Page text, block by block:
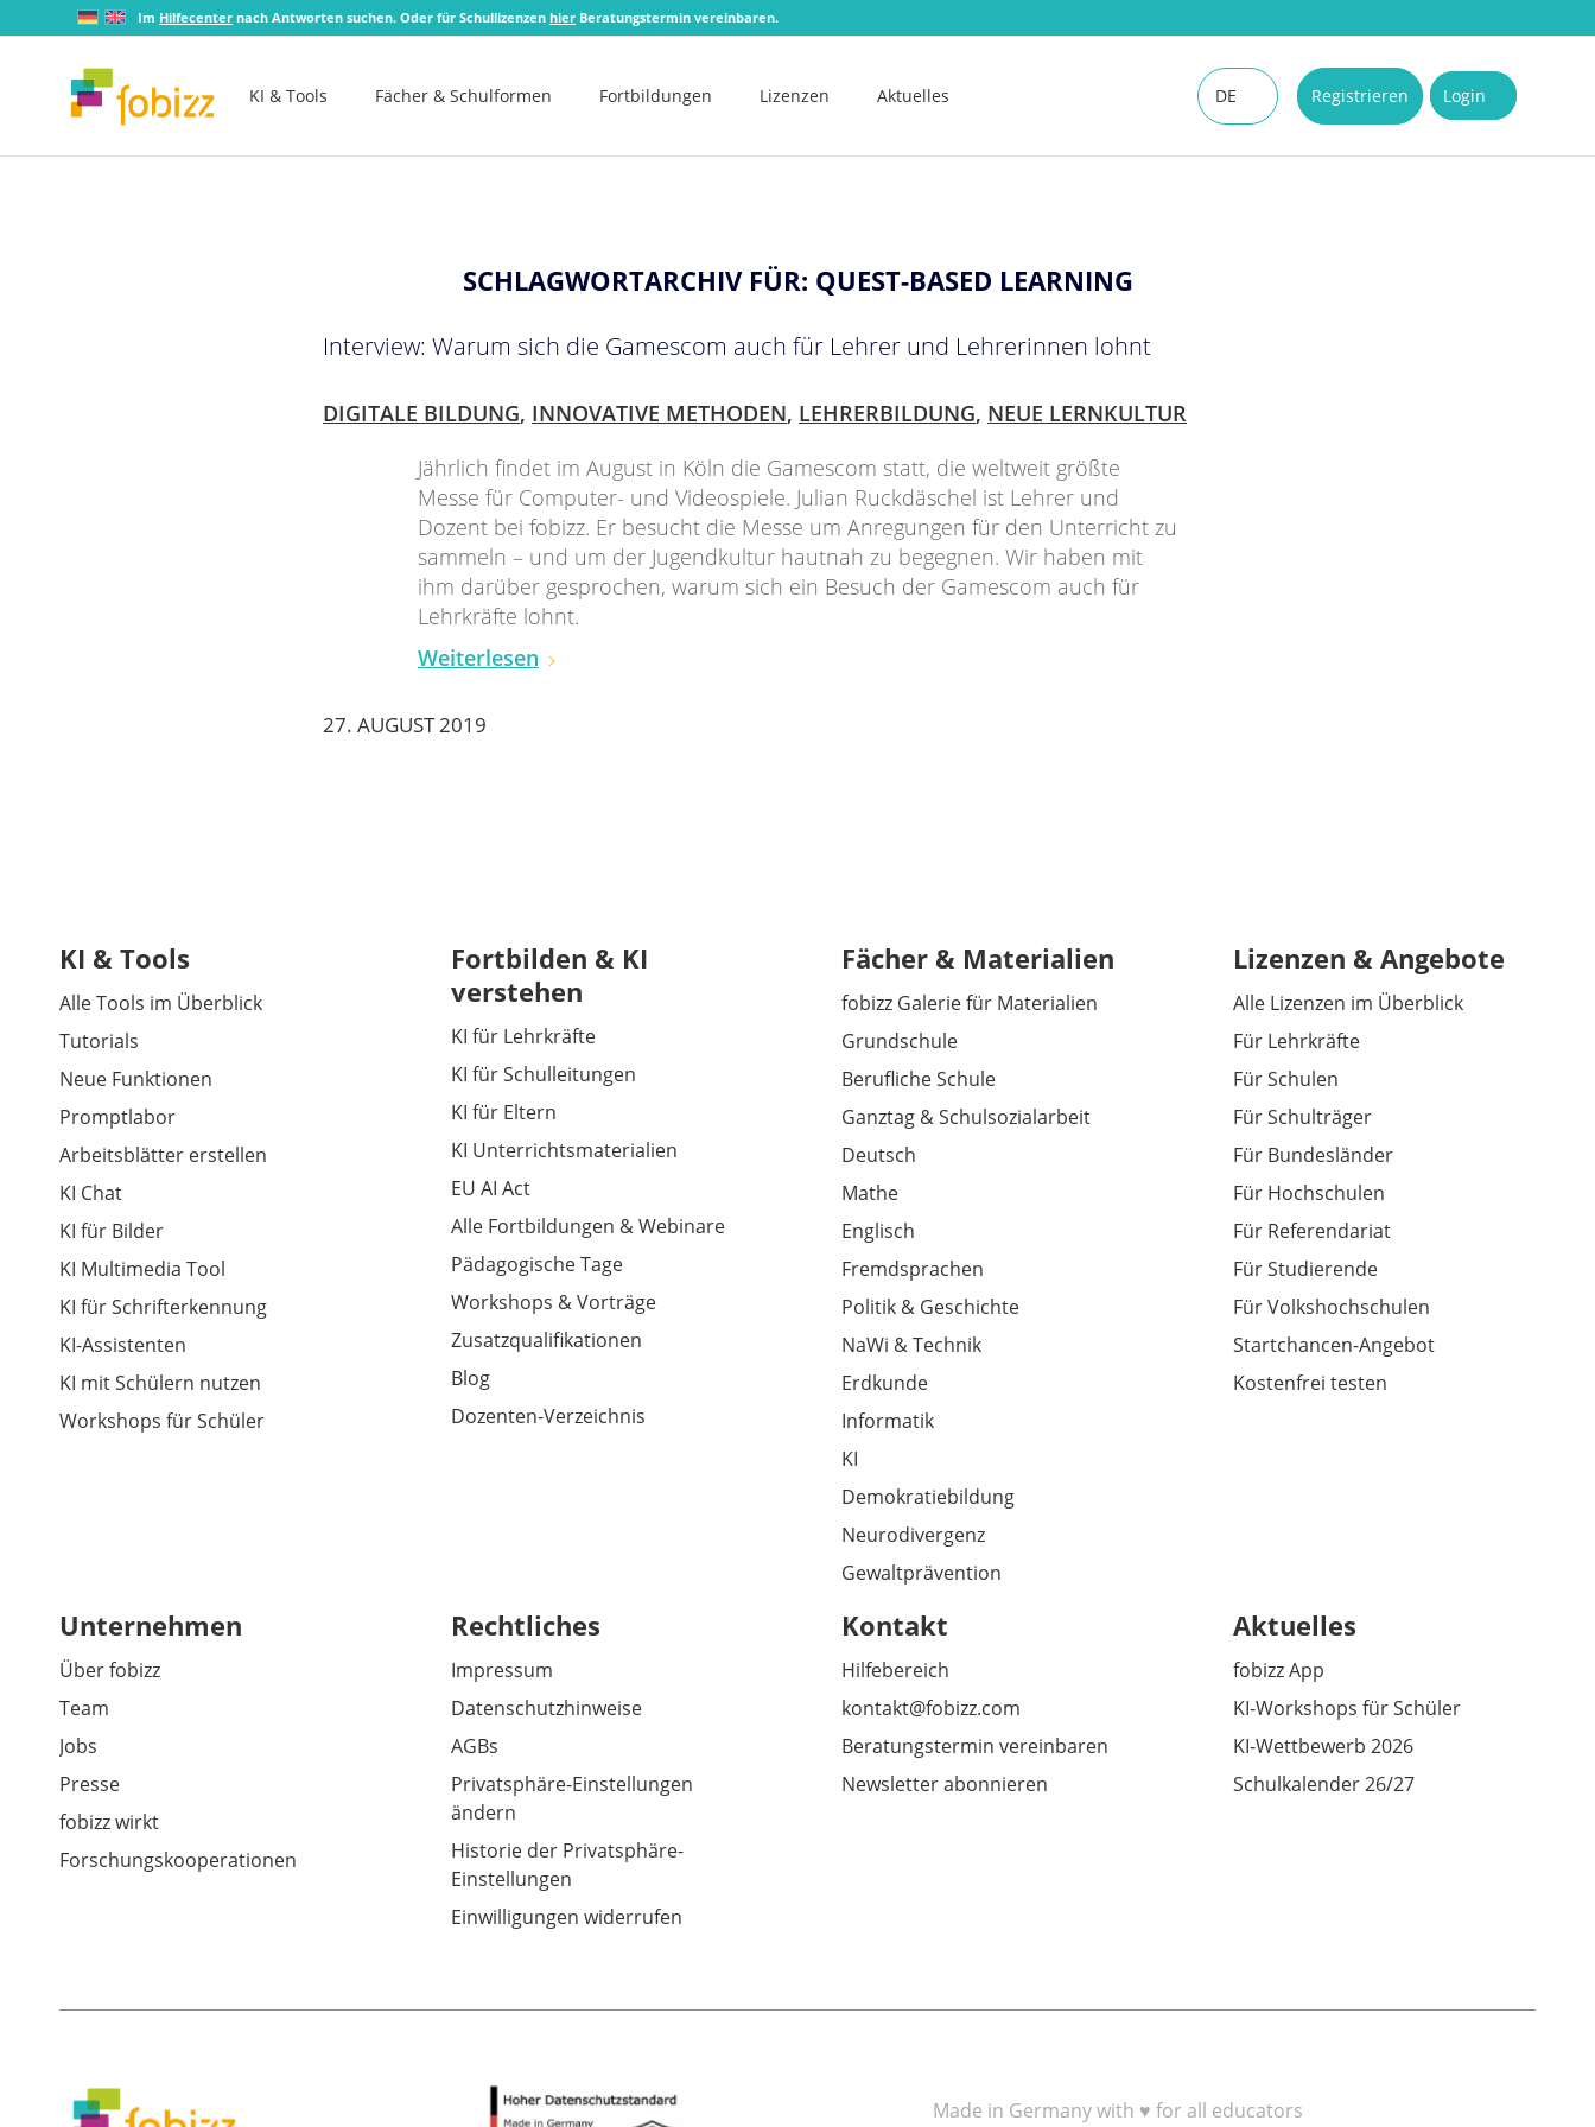
Im Hilfecenter nach Antworten suchen. Oder für Schullizenzen hier Beratungstermin vereinbaren.
KI & Tools Fächer & Schulformen Fortbildungen Lizenzen Aktuelles Registrieren Login
DE
SCHLAGWORTARCHIV FÜR: QUEST-BASED LEARNING
Interview: Warum sich die Gamescom auch für Lehrer und Lehrerinnen lohnt
DIGITALE BILDUNG, INNOVATIVE METHODEN, LEHRERBILDUNG, NEUE LERNKULTUR
Jährlich findet im August in Köln die Gamescom statt, die weltweit größte
Messe für Computer- und Videospiele. Julian Ruckdäschel ist Lehrer und
Dozent bei fobizz. Er besucht die Messe um Anregungen für den Unterricht zu
sammeln – und um der Jugendkultur hautnah zu begegnen. Wir haben mit
ihm darüber gesprochen, warum sich ein Besuch der Gamescom auch für
Lehrkräfte lohnt.
Weiterlesen
27. AUGUST 2019
KI & Tools
Alle Tools im Überblick
Tutorials
Neue Funktionen
Promptlabor
Arbeitsblätter erstellen
KI Chat
KI für Bilder
KI Multimedia Tool
KI für Schrifterkennung
KI-Assistenten
KI mit Schülern nutzen
Workshops für Schüler
Fortbilden & KI
verstehen
KI für Lehrkräfte
KI für Schulleitungen
KI für Eltern
KI Unterrichtsmaterialien
EU AI Act
Alle Fortbildungen & Webinare
Pädagogische Tage
Workshops & Vorträge
Zusatzqualifikationen
Blog
Dozenten-Verzeichnis
Fächer & Materialien
fobizz Galerie für Materialien
Grundschule
Berufliche Schule
Ganztag & Schulsozialarbeit
Deutsch
Mathe
Englisch
Fremdsprachen
Politik & Geschichte
NaWi & Technik
Erdkunde
Informatik
KI
Demokratiebildung
Neurodivergenz
Gewaltprävention
Lizenzen & Angebote
Alle Lizenzen im Überblick
Für Lehrkräfte
Für Schulen
Für Schulträger
Für Bundesländer
Für Hochschulen
Für Referendariat
Für Studierende
Für Volkshochschulen
Startchancen-Angebot
Kostenfrei testen
Unternehmen
Über fobizz
Team
Jobs
Presse
fobizz wirkt
Forschungskooperationen
Rechtliches
Impressum
Datenschutzhinweise
AGBs
Privatsphäre-Einstellungen
ändern
Historie der Privatsphäre-
Einstellungen
Einwilligungen widerrufen
Kontakt
Hilfebereich
kontakt@fobizz.com
Beratungstermin vereinbaren
Newsletter abonnieren
Aktuelles
fobizz App
KI-Workshops für Schüler
KI-Wettbewerb 2026
Schulkalender 26/27
Made in Germany with ♥ for all educators